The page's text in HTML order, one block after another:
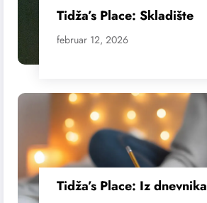
Tidža’s Place: Skladište
februar 12, 2026
Tidža’s Place: Iz dnevnika